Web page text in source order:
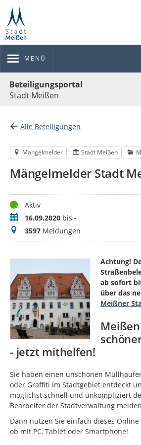
MENÜ
Beteiligungsportal
Stadt Meißen
Alle Beteiligungen
Mängelmelder Stadt Meißen
Mängelmelder Stadt
StatusAktiv
Zeitraum16.09.2020 bis -
Meldungen
3597 Meldungen
Achtung!
ab sofort
über das
Meißner
- jetzt mithelfen!
Sie haben einen unschönen
oder Graffiti im Stadtgebiet entdeckt
möglichst schnell und unkompliziert
Bearbeiter der Stadtverwaltung
Dann nutzen Sie einfach dieses
ob mit PC, Tablet oder Smartphone!